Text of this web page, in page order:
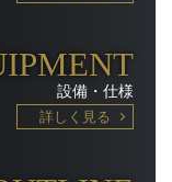
設備・仕様
詳しく見る